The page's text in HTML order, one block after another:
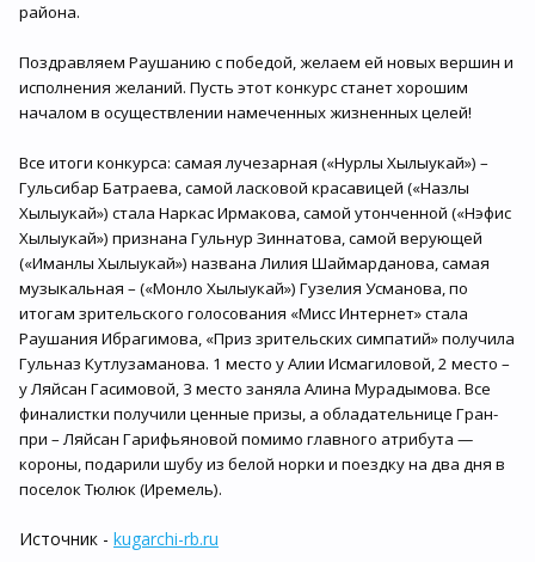
района.
Поздравляем Раушанию с победой, желаем ей новых вершин и
исполнения желаний. Пусть этот конкурс станет хорошим
началом в осуществлении намеченных жизненных целей!
Все итоги конкурса: самая лучезарная («Нурлы Хылыукай») –
Гульсибар Батраева, самой ласковой красавицей («Назлы
Хылыукай») стала Наркас Ирмакова, самой утонченной («Нэфис
Хылыукай») признана Гульнур Зиннатова, самой верующей
(«Иманлы Хылыукай») названа Лилия Шаймарданова, самая
музыкальная – («Монло Хылыукай») Гузелия Усманова, по
итогам зрительского голосования «Мисс Интернет» стала
Раушания Ибрагимова, «Приз зрительских симпатий» получила
Гульназ Кутлузаманова. 1 место у Алии Исмагиловой, 2 место –
у Ляйсан Гасимовой, 3 место заняла Алина Мурадымова. Все
финалистки получили ценные призы, а обладательнице Гран-
при – Ляйсан Гарифьяновой помимо главного атрибута —
короны, подарили шубу из белой норки и поездку на два дня в
поселок Тюлюк (Иремель).
Источник - kugarchi-rb.ru